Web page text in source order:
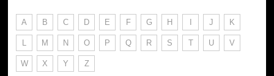
A B C D E F G H I J K
L M N O P Q R S T U V
W X Y Z